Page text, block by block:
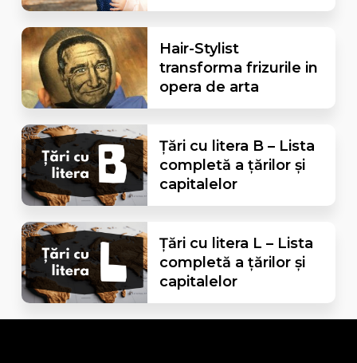
Hair-Stylist
transforma frizurile in
opera de arta
Țări cu litera B – Lista
completă a țărilor și
capitalelor
Țări cu litera L – Lista
completă a țărilor și
capitalelor